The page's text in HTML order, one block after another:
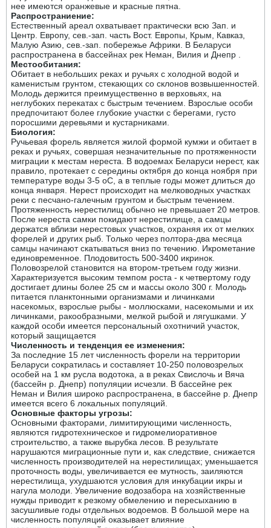
нее имеются оранжевые и красные пятна.
Распространиение:
Естественный ареал охватывает практически всю Зап. и
Центр. Европу, сев.-зап. часть Вост. Европы, Крым, Кавказ,
Малую Азию, сев.-зап. побережье Африки. В Беларуси
распространена в бассейнах рек Неман, Вилия и Днепр .
Местообитания:
Обитает в небольших реках и ручьях с холодной водой и
каменистым грунтом, стекающих со склонов возвышенностей.
Молодь держится преимущественно в верховьях, на
неглубоких перекатах с быстрым течением. Взрослые особи
предпочитают более глубокие участки с берегами, густо
поросшими деревьями и кустарниками.
Биология:
Ручьевая форель является жилой формой кумжи и обитает в
реках и ручьях, совершая незначительные по протяженности
миграции к местам нереста. В водоемах Беларуси нерест, как
правило, протекает с середины октября до конца ноября при
температуре воды 3-5 оС, а в теплые годы может длиться до
конца января. Нерест происходит на мелководных участках
реки с песчано-галечным грунтом и быстрым течением.
Протяженность нерестилищ обычно не превышает 20 метров.
После нереста самки покидают нерестилище, а самцы
держатся вблизи нерестовых участков, охраняя их от мелких
форелей и других рыб. Только через полтора-два месяца
самцы начинают скатываться вниз по течению. Икрометание
единовременное. Плодовитость 500-3400 икринок.
Половозрелой становится на втором-третьем году жизни.
Характеризуется высоким темпом роста - к четвертому году
достигает длины более 25 см и массы около 300 г. Молодь
питается планктонными организмами и личинками
насекомых, взрослые рыбы - моллюсками, насекомыми и их
личинками, ракообразными, мелкой рыбой и лягушками. У
каждой особи имеется персональный охотничий участок,
который защищается
Численность и тенденция ее изменения:
За последние 15 лет численность форели на территории
Беларуси сократилась и составляет 10-250 половозрелых
особей на 1 км русла водотока, а в реках Свислочь и Вяча
(бассейн р. Днепр) популяции исчезли. В бассейне рек
Неман и Вилия широко распространена, в бассейне р. Днепр
имеется всего 6 локальных популяций.
Основные факторы угрозы:
Основными факторами, лимитирующими численность,
являются гидротехническое и гидромелиоративное
строительство, а также вырубка лесов. В результате
нарушаются миграционные пути и, как следствие, снижается
численность производителей на нерестилищах; уменьшается
проточность воды, увеличивается ее мутность, заиляются
нерестилища, ухудшаются условия для инкубации икры и
нагула молоди. Увеличение водозабора на хозяйственные
нужды приводит к резкому обмелению и пересыханию в
засушливые годы отдельных водоемов. В большой мере на
численность популяций оказывает влияние